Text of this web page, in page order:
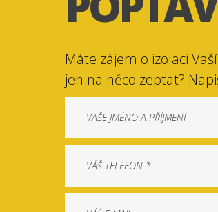
Máte zájem o izolaci
jen na něco zeptat?